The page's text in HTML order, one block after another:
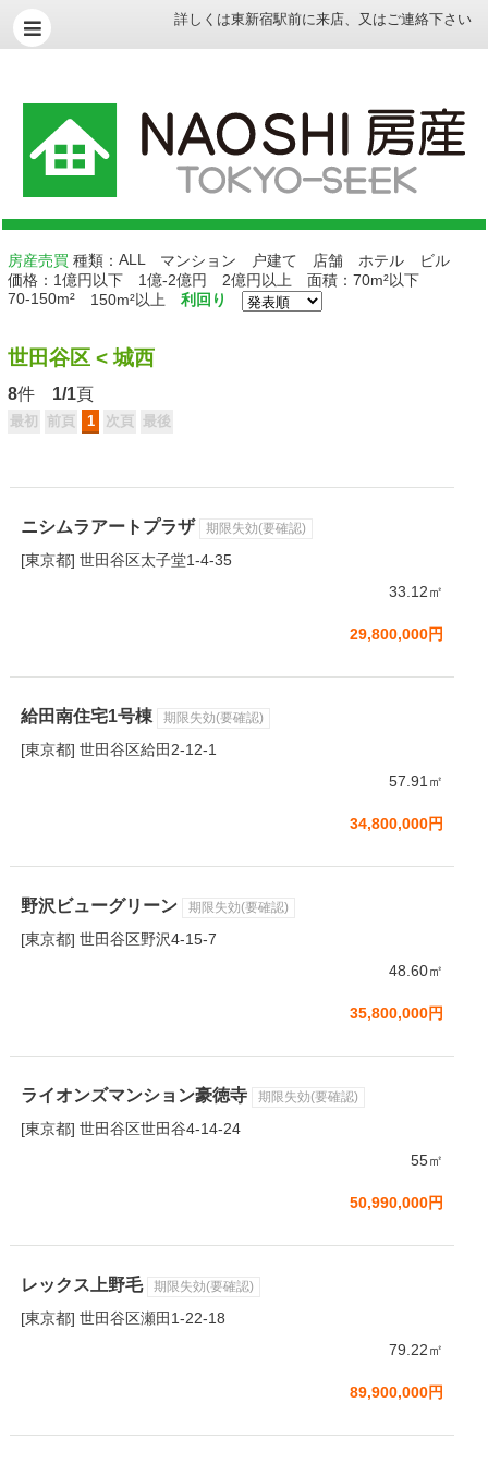
詳しくは東新宿駅前に来店、 又はご連絡下さい
房産売買 種類： ALL マンション 户建て 店舗 ホテル
ビル
価格： 1億円以下 1億-2億円 2億円以上 面積： 70m²以下
70-150m²
150m²以上 利回り
世田谷区 <城西
8件 1/1頁
ニシムラアートプラザ 期限失効(要確認)
[東京都] 世田谷区太子堂1-4-35
33.12㎡
29,800,000円
給田南住宅1号棟 期限失効(要確認)
[東京都] 世田谷区給田2-12-1
57.91㎡
34,800,000円
野沢ビューグリーン 期限失効(要確認)
[東京都] 世田谷区野沢4-15-7
48.60㎡
35,800,000円
ライオンズマンション豪徳寺 期限失効(要確認)
[東京都] 世田谷区世田谷4-14-24
55㎡
50,990,000円
レックス上野毛 期限失効(要確認)
[東京都] 世田谷区瀬田1-22-18
79.22㎡
89,900,000円